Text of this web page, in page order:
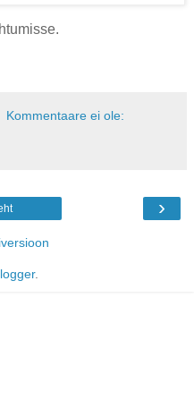
Kommentaare ei ole:
›
.